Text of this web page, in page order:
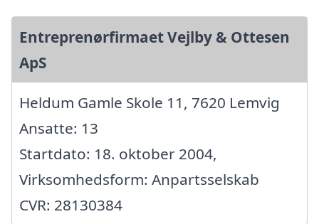
Entreprenørfirmaet Vejlby & Ottesen
ApS
Heldum Gamle Skole 11, 7620 Lemvig
Ansatte: 13
Startdato: 18. oktober 2004,
Virksomhedsform: Anpartsselskab
CVR: 28130384